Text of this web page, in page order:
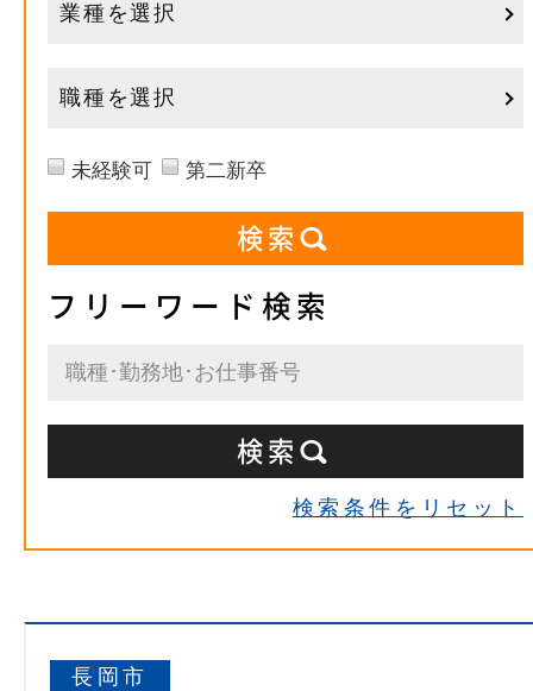
業種を選択
職種を選択
未経験可 第二新卒
フリーワード検索
検索条件をリセット
長岡市